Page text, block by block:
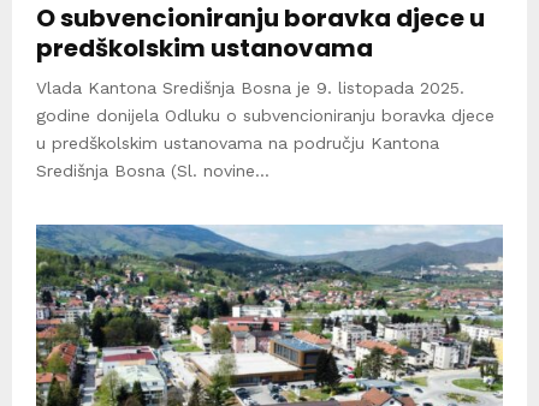
O subvencioniranju boravka djece u
predškolskim ustanovama
Vlada Kantona Središnja Bosna je 9. listopada 2025.
godine donijela Odluku o subvencioniranju boravka djece
u predškolskim ustanovama na području Kantona
Središnja Bosna (Sl. novine...